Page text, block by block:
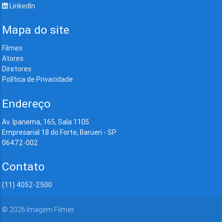
LinkedIn
Mapa do site
Filmes
Atores
Diretores
Política de Privacidade
Endereço
Av. Ipanema, 165, Sala 1105
Empresarial 18 do Forte, Barueri - SP
06472-002
Contato
(11) 4052-2500
© 2026 Imagem Filmes